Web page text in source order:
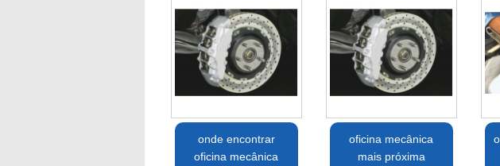
onde encontrar
oficina mecânica
oficina mecânica
mais próxima